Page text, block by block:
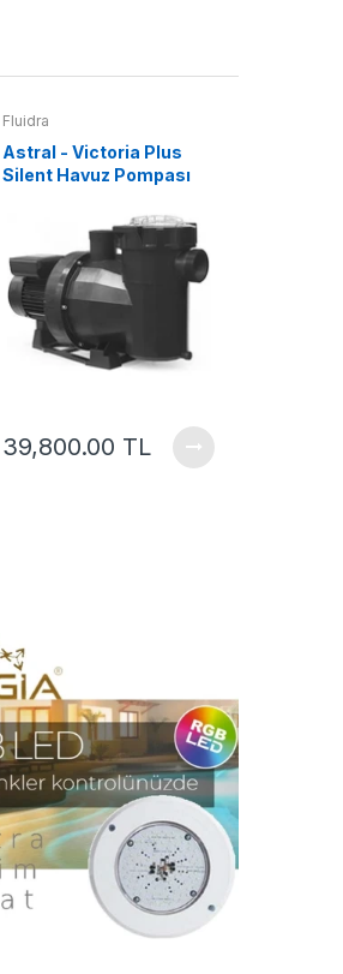
Fluidra
Astral - Victoria Plus
Silent Havuz Pompası
39,800.00 TL